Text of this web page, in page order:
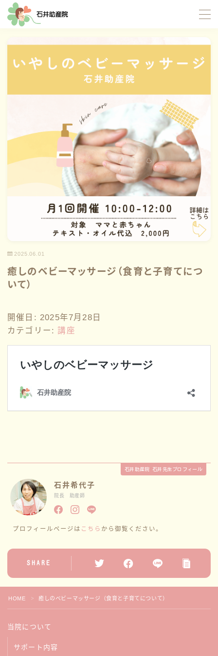
TOP
当院について
お産サポート
母乳サポート
イトオテルミー療法
産褥入院サポート
お母さんたちの応援団
ブログ一覧
お問い合わせ
2025.06.01
癒しのベビーマッサージ（食育と子育てにつ
いて）
開催日: 2025年7月28日
カテゴリー:講座
石井助産院 石井先生プロフィール
石井希代子
院長 助産師
プロフィールページは こちら から御覧ください。
SHARE
HOME ＞ 癒しのベビーマッサージ（食育と子育てについて）
当院について
サポート内容